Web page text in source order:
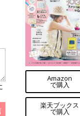
Amazon
で購入
楽天ブックス
で購入